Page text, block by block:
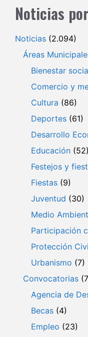
Noticias
Noticias (2.094)
Áreas
Bienestar
Comercio y
Cultura (86)
Deportes (61)
Desarrollo
Educación (52)
Festejos y
Fiestas (9)
Juventud (30)
Medio
Participación
Protección
Urbanismo (7)
Convocatorias
Agencia de
Becas (4)
Empleo (23)